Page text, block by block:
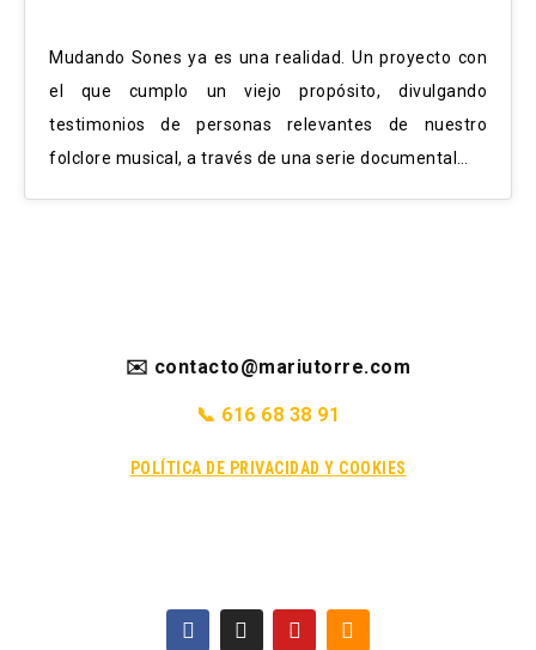
Mudando Sones ya es una realidad. Un proyecto con
el que cumplo un viejo propósito, divulgando
testimonios de personas relevantes de nuestro
folclore musical, a través de una serie documental…
✉️ contacto@mariutorre.com
📞 616 68 38 91
POLÍTICA DE PRIVACIDAD Y COOKIES